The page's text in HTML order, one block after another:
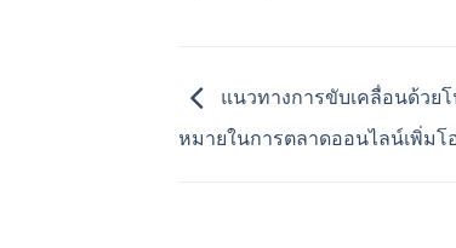
แนวทางการขับเคลื่อนด้วย
หมายในการตลาดออนไลน์เพิ่มโ